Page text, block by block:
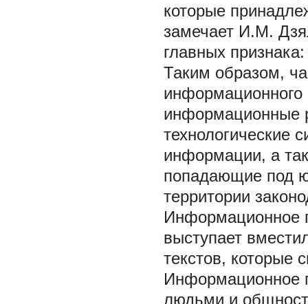
которые
замечает И.М.
главных
Таким образом,
информационного
информационные
технологические
информации, а
попадающие под
территории
Информационное
выступает
текстов, которые
Информационное
людьми и